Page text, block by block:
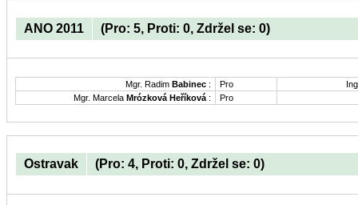
ANO 2011 (Pro: 5, Proti: 0, Zdržel se: 0)
Mgr. Radim Babinec : Pro
Mgr. Marcela Mrózková Heříková : Pro
Ostravak (Pro: 4, Proti: 0, Zdržel se: 0)